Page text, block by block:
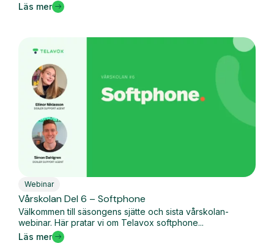
Läs mer
Webinar
Vårskolan Del 6 – Softphone
Välkommen till säsongens sjätte och sista vårskolan-
webinar. Här pratar vi om Telavox softphone...
Läs mer